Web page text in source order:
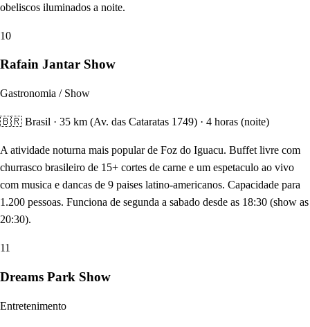
obeliscos iluminados a noite.
10
Rafain Jantar Show
Gastronomia / Show
🇧🇷 Brasil · 35 km (Av. das Cataratas 1749) · 4 horas (noite)
A atividade noturna mais popular de Foz do Iguacu. Buffet livre com
churrasco brasileiro de 15+ cortes de carne e um espetaculo ao vivo
com musica e dancas de 9 paises latino-americanos. Capacidade para
1.200 pessoas. Funciona de segunda a sabado desde as 18:30 (show as
20:30).
11
Dreams Park Show
Entretenimento